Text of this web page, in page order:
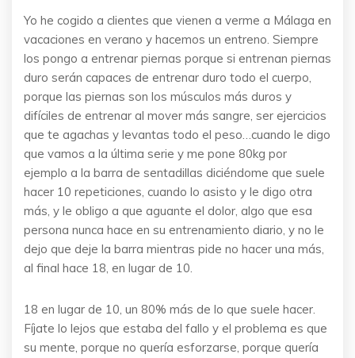
Yo he cogido a clientes que vienen a verme a Málaga en
vacaciones en verano y hacemos un entreno. Siempre
los pongo a entrenar piernas porque si entrenan piernas
duro serán capaces de entrenar duro todo el cuerpo,
porque las piernas son los músculos más duros y
difíciles de entrenar al mover más sangre, ser ejercicios
que te agachas y levantas todo el peso…cuando le digo
que vamos a la última serie y me pone 80kg por
ejemplo a la barra de sentadillas diciéndome que suele
hacer 10 repeticiones, cuando lo asisto y le digo otra
más, y le obligo a que aguante el dolor, algo que esa
persona nunca hace en su entrenamiento diario, y no le
dejo que deje la barra mientras pide no hacer una más,
al final hace 18, en lugar de 10.
18 en lugar de 10, un 80% más de lo que suele hacer.
Fíjate lo lejos que estaba del fallo y el problema es que
su mente, porque no quería esforzarse, porque quería